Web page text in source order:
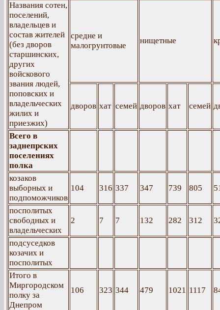
Названия сотен,
поселений,
владельцев и
состав жителей
(без дворов
старшинских,
других
войскового
звания людей,
поповских и
владельческих
жилих и
приезжих)
средне и
малогрунтовые
нищетные
дворов хат семей дворов хат семей
Всего в
заднепрских
поселениях
полка
козаков
выборных и
подпоможчиков
104 316 337 347 739 805
посполитых
свободных и
владельческих
2 7 7 132 282 312
подсуседков
козачих и
посполитых
Итого в
Миргородском
полку за
Днепром
106 323 344 479 1021 1117